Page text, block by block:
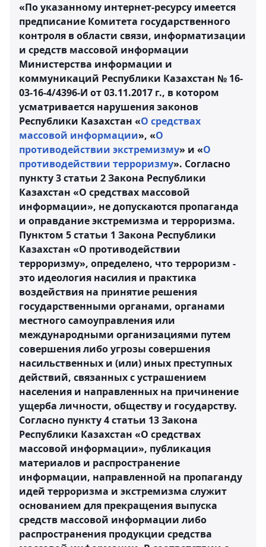
«По указанному интернет-ресурсу имеется
предписание Комитета государственного
контроля в области связи, информатизации
и средств массовой информации
Министерства информации и
коммуникаций Республики Казахстан № 16-
03-16-4/4396-И от 03.11.2017 г., в котором
усматривается нарушения законов
Республики Казахстан «О средствах
массовой информации», «О
противодействии экстремизму» и «О
противодействии терроризму». Согласно
пункту 3 статьи 2 Закона Республики
Казахстан «О средствах массовой
информации», не допускаются пропаганда
и оправдание экстремизма и терроризма.
Пунктом 5 статьи 1 Закона Республики
Казахстан «О противодействии
терроризму», определено, что терроризм -
это идеология насилия и практика
воздействия на принятие решения
государственными органами, органами
местного самоуправления или
международными организациями путем
совершения либо угрозы совершения
насильственных и (или) иных преступных
действий, связанных с устрашением
населения и направленных на причинение
ущерба личности, обществу и государству.
Согласно пункту 4 статьи 13 Закона
Республики Казахстан «О средствах
массовой информации», публикация
материалов и распространение
информации, направленной на пропаганду
идей терроризма и экстремизма служит
основанием для прекращения выпуска
средств массовой информации либо
распространения продукции средства